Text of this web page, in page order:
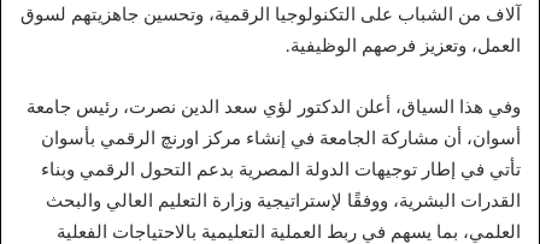
آلاف من الشباب على التكنولوجيا الرقمية، وتحسين جاهزيتهم لسوق
العمل، وتعزيز فرصهم الوظيفية.
وفي هذا السياق، أعلن الدكتور لؤي سعد الدين نصرت، رئيس جامعة
أسوان، أن مشاركة الجامعة في إنشاء مركز اورنچ الرقمي بأسوان
تأتي في إطار توجيهات الدولة المصرية بدعم التحول الرقمي وبناء
القدرات البشرية، ووفقًا لإستراتيجية وزارة التعليم العالي والبحث
العلمي، بما يسهم في ربط العملية التعليمية بالاحتياجات الفعلية